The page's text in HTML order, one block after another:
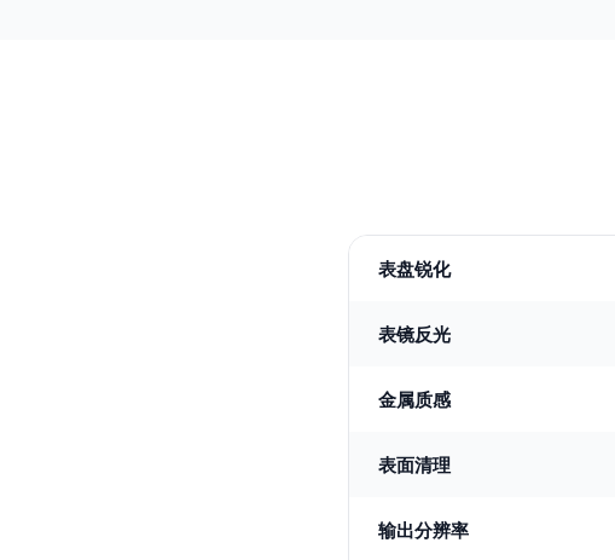
表盘锐化
表镜反光
金属质感
表面清理
输出分辨率